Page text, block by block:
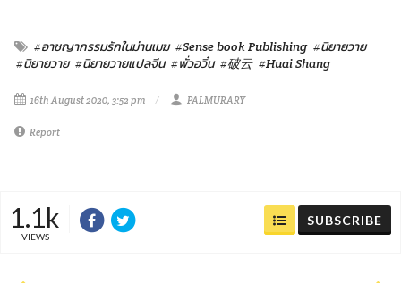
#อาชญากรรมรักในม่านเมฆ #Sense book Publishing #นิยายวาย
#นิยายวาย #นิยายวายแปลจีน #พั่วอวิ๋น #破云 #Huai Shang
16th August 2020, 3:52 pm PALMURARY
Report
1.1k
VIEWS
SUBSCRIBE